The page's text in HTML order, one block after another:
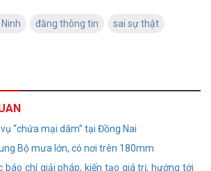
đăng thông tin sai sự thật
“chứa mại dâm” tại Đồng Nai
Bộ mưa lớn, có nơi trên 180mm
báo chí giải pháp, kiến tạo giá trị, hướng tới